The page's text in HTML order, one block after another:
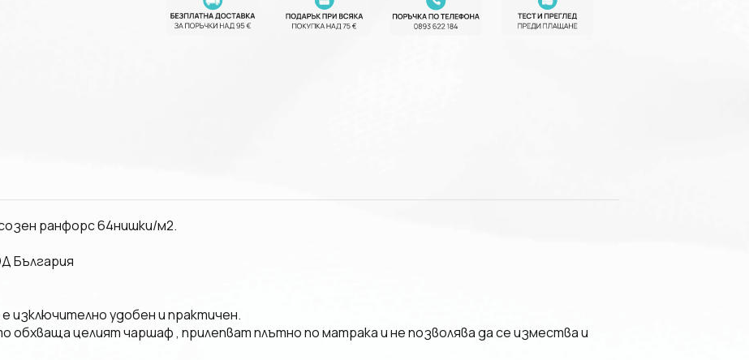
ранфорс 64нишки/м2.
България
изключително удобен и практичен.
обхваща целият чаршаф , прилепват плътно по матрака и не позволява да се измества и